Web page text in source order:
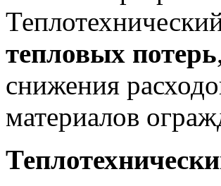
тепловых потерь
снижения
материалов